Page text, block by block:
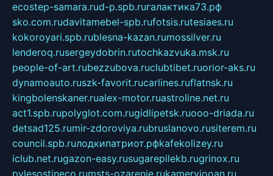
ecostep-samara.rud-p.spb.ruгалактика73.рф
sko.com.rudavitamebel-spb.rufotsis.rutesiaes.ru
kokoroyari.spb.rublesna-kazan.rumossilver.ru
lenderoq.rusergeydobrin.rutochkazvuka.msk.ru
people-of-art.rubezzubova.ruclubtibet.ruorior-aks.ru
dynamoauto.ruszk-favorit.rucarlines.ruflatnsk.ru
kingbolenskaner.rualex-motor.ruastroline.net.ru
act1.spb.rupolyglot.com.rugidlipetsk.ruooo-driada.ru
detsad125.rumir-zdoroviya.rubruslanovo.rusiterem.ru
council.spb.ruлодкипатриот.рфkafekolizey.ru
iclub.net.rugazon-easy.rusugarepilekb.rugrinox.ru
pylesostineco.rumsts-ozarenie.rukameryjooan.ru